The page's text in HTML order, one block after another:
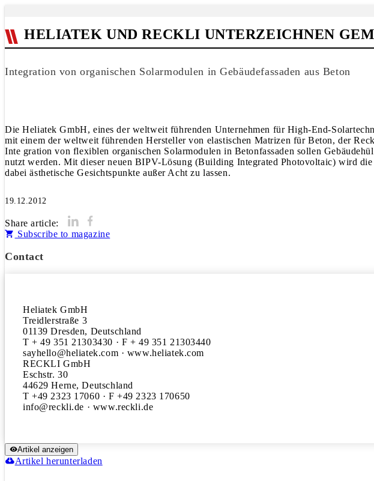
HELIATEK UND RECKLI UNTERZEICHNEN
Integration von organischen Solarmodulen in Gebäudefassaden aus Beton
Die Heliatek GmbH, eines der weltweit führenden Unternehmen für High-End-
mit einem der weltweit führenden Hersteller von elastischen Matrizen für Beton, der
Inte gration von flexiblen organischen Solarmodulen in Betonfassaden sollen
nutzt werden. Mit dieser neuen BIPV-Lösung (Building Integrated Photovoltaic) wird
dabei ästhetische Gesichtspunkte außer Acht zu lassen.
19.12.2012
Share article:
Subscribe to magazine
Contact
Heliatek GmbH
Treidlerstraße 3
01139 Dresden, Deutschland
T + 49 351 21303430 · F + 49 351 21303440
sayhello@heliatek.com · www.heliatek.com
RECKLI GmbH
Eschstr. 30
44629 Herne, Deutschland
T +49 2323 17060 · F +49 2323 170650
Artikel anzeigen
Artikel herunterladen